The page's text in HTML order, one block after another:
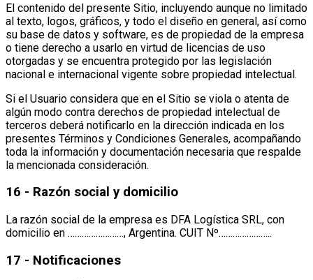
El contenido del presente Sitio, incluyendo aunque no limitado
al texto, logos, gráficos, y todo el diseño en general, así como
su base de datos y software, es de propiedad de la empresa
o tiene derecho a usarlo en virtud de licencias de uso
otorgadas y se encuentra protegido por las legislación
nacional e internacional vigente sobre propiedad intelectual.
Si el Usuario considera que en el Sitio se viola o atenta de
algún modo contra derechos de propiedad intelectual de
terceros deberá notificarlo en la dirección indicada en los
presentes Términos y Condiciones Generales, acompañando
toda la información y documentación necesaria que respalde
la mencionada consideración.
16 - Razón social y domicilio
La razón social de la empresa es DFA Logística SRL, con
domicilio en ……………………, Argentina. CUIT Nº…………………..
17 - Notificaciones